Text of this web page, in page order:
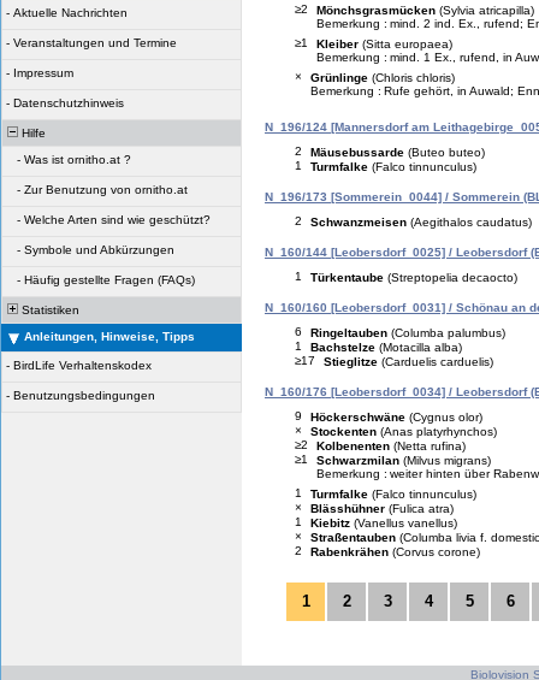
- Aktuelle Nachrichten
- Veranstaltungen und Termine
- Impressum
- Datenschutzhinweis
Hilfe
- Was ist ornitho.at ?
- Zur Benutzung von ornitho.at
- Welche Arten sind wie geschützt?
- Symbole und Abkürzungen
- Häufig gestellte Fragen (FAQs)
Statistiken
Anleitungen, Hinweise, Tipps
- BirdLife Verhaltenskodex
- Benutzungsbedingungen
≥2
Mönchsgrasmücken (Sylvia atricapilla)
Bemerkung : mind. 2 ind. Ex., rufend;
≥1
Kleiber (Sitta europaea)
Bemerkung : mind. 1 Ex., rufend, in
×
Grünlinge (Chloris chloris)
Bemerkung : Rufe gehört, in Auwald;
N_196/124 [Mannersdorf am
2
Mäusebussarde (Buteo buteo)
1
Turmfalke (Falco tinnunculus)
N_196/173 [Sommerein_0044] / Sommerein
2
Schwanzmeisen (Aegithalos caudatus)
N_160/144 [Leobersdorf_0025] / Leobersdorf
1
Türkentaube (Streptopelia decaocto)
N_160/160 [Leobersdorf_0031] / Schönau an
6
Ringeltauben (Columba palumbus)
1
Bachstelze (Motacilla alba)
≥17
Stieglitze (Carduelis carduelis)
N_160/176 [Leobersdorf_0034] / Leobersdorf
9
Höckerschwäne (Cygnus olor)
×
Stockenten (Anas platyrhynchos)
≥2
Kolbenenten (Netta rufina)
≥1
Schwarzmilan (Milvus migrans)
Bemerkung : weiter hinten über
1
Turmfalke (Falco tinnunculus)
×
Blässhühner (Fulica atra)
1
Kiebitz (Vanellus vanellus)
×
Straßentauben (Columba livia f.
2
Rabenkrähen (Corvus corone)
1 2 3 4 5 6
Biolovision